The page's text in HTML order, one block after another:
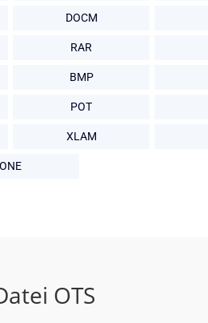
DOCM
RAR
BMP
POT
XLAM
ONE
OTS